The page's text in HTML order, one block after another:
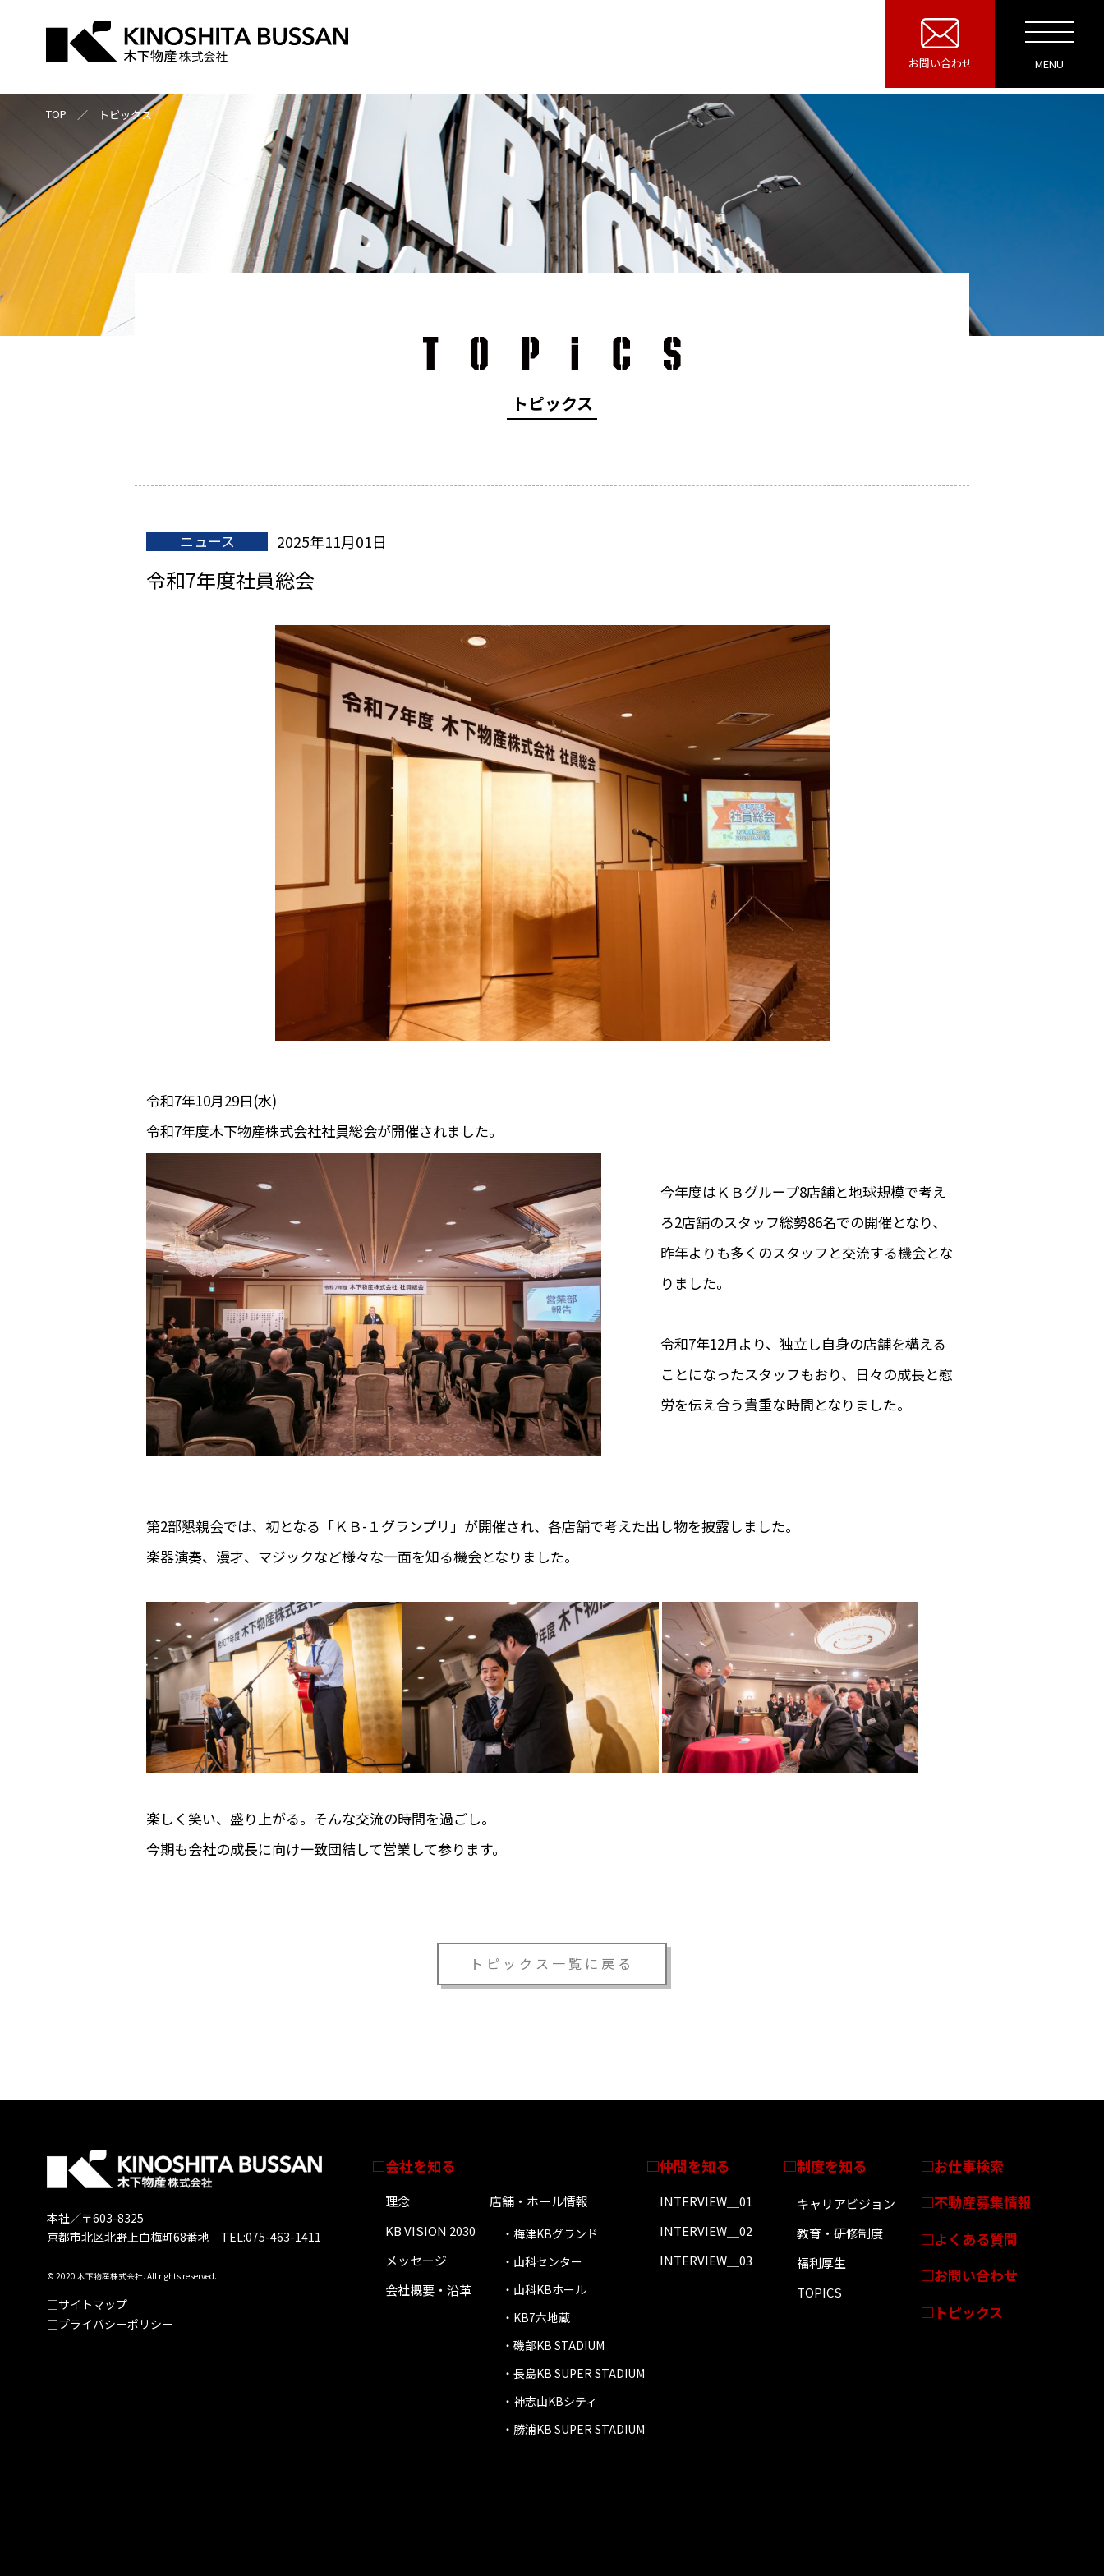
お問い合わせ
TOP トピックス
トピックス
ニュース 2025年11月01日
令和7年度社員総会
令和7年10月29日(水)
令和7年度木下物産株式会社社員総会が開催されました。
今年度はＫＢグループ8店舗と地球規模で考え
ろ2店舗のスタッフ総勢86名での開催となり、
昨年よりも多くのスタッフと交流する機会とな
りました。
令和7年12月より、独立し自身の店舗を構える
ことになったスタッフもおり、日々の成長と慰
労を伝え合う貴重な時間となりました。
第2部懇親会では、初となる「ＫＢ-１グランプリ」が開催され、各店舗で考えた出し物を披露しました。
楽器演奏、漫才、マジックなど様々な一面を知る機会となりました。
楽しく笑い、盛り上がる。そんな交流の時間を過ごし。
今期も会社の成長に向け一致団結して営業して参ります。
トピックス一覧に戻る
本社／〒603-8325
京都市北区北野上白梅町68番地 TEL:075-463-1411
© 2020 木下物産株式会社. All rights reserved.
サイトマップ
プライバシーポリシー
会社を知る
理念
KB VISION 2030
メッセージ
会社概要・沿革
店舗・ホール情報
・梅津KBグランド
・山科センター
・山科KBホール
・KB7六地蔵
・磯部KB STADIUM
・長島KB SUPER STADIUM
・神志山KBシティ
・勝浦KB SUPER STADIUM
仲間を知る
INTERVIEW＿01
INTERVIEW＿02
INTERVIEW＿03
制度を知る
キャリアビジョン
教育・研修制度
福利厚生
TOPICS
お仕事検索
不動産募集情報
よくある質問
お問い合わせ
トピックス